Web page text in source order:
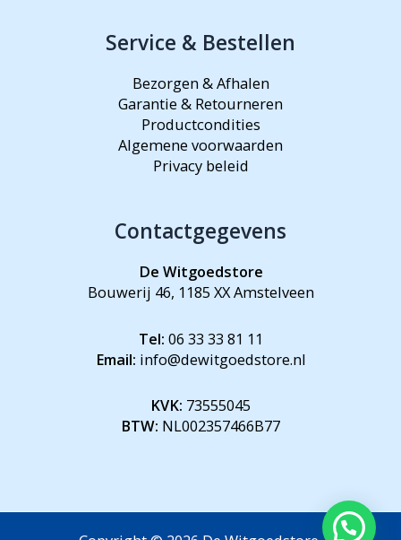
Service & Bestellen
Bezorgen & Afhalen
Garantie & Retourneren
Productcondities
Algemene voorwaarden
Privacy beleid
Contactgegevens
De Witgoedstore
Bouwerij 46, 1185 XX Amstelveen
Tel: 06 33 33 81 11
Email: info@dewitgoedstore.nl
KVK: 73555045
BTW: NL002357466B77